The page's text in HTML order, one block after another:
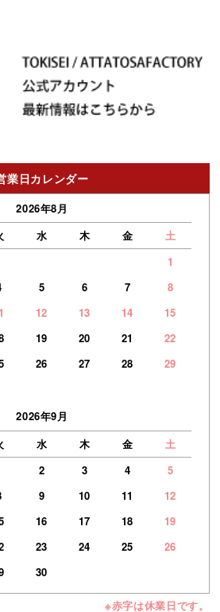
業日カレンダー
2026年8月
水 木 金
土
1
5 6 7
8
12 13 14
15
19 20 21
22
26 27 28
29
2026年9月
水 木 金
土
2 3 4
5
9 10 11
12
16 17 18
19
23 24 25
26
30
※赤字は休業日です。